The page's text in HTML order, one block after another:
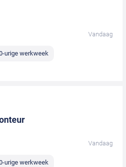
Vandaag
urige werkweek
Vandaag
urige werkweek